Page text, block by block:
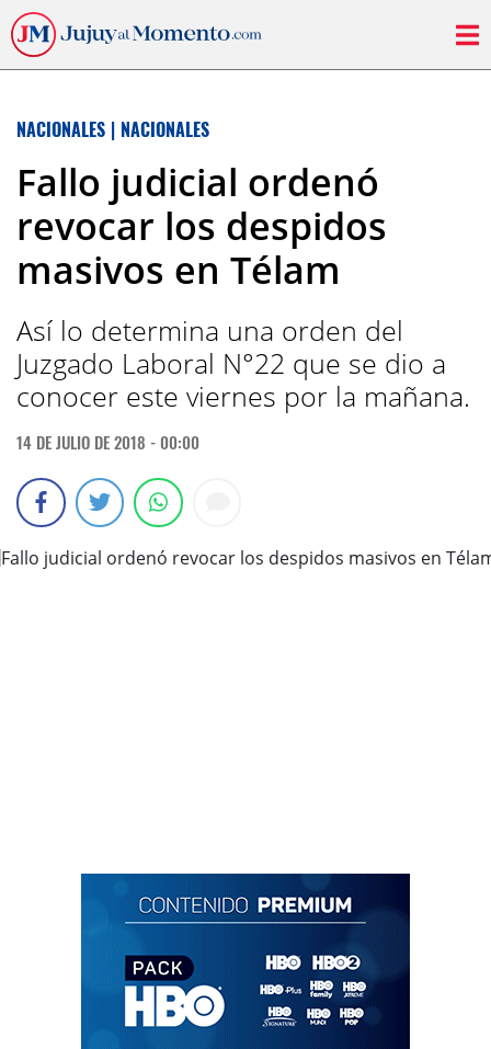
NACIONALES | NACIONALES
Fallo judicial ordenó
revocar los despidos
masivos en Télam
Así lo determina una orden del
Juzgado Laboral N°22 que se dio a
conocer este viernes por la mañana.
14 DE JULIO DE 2018 - 00:00